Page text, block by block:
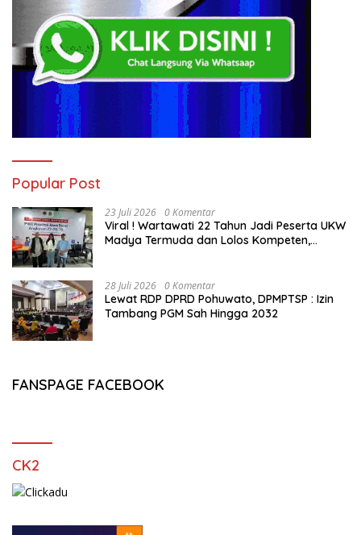
Popular Post
23 Juli 2026 0 Komentar
Viral ! Wartawati 22 Tahun Jadi Peserta UKW
Madya Termuda dan Lolos Kompeten,
28 Juli 2026 0 Komentar
Lewat RDP DPRD Pohuwato, DPMPTSP : Izin
Tambang PGM Sah Hingga 2032
FANSPAGE FACEBOOK
CK2